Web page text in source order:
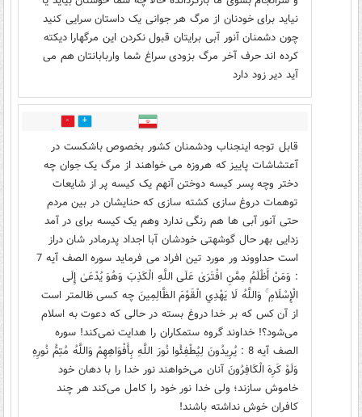
نیاید برای خودنان از مرگ هر جوانی یک داستان سرایی کنید
چون دشمنان آنور آبی برایتان قبول نکردن این مرگهارا دیکته
کرده اند حرف آخر مرگ بزودی سراغ شما واربابانتان هم می
آید دیر زود دارد
0
قابل توجه اینجناب ودشمنان کشور بخصوص باشکست در
آعتشاشات پاییز که هروزه می خواهند از مرگ یک جوان چه
دختر وچه پسر کیسه دوختن آنهم یک کیسه پر از شایعات
توهمات دروغ سازی کشته سازی که حنایشان در بین مردم
حتی آنور آبی ها هم رنگی ندارد وهم یک کیسه برای در آمد
زدایی بهر حال گوشهتی خودشان آبا اجداد پدرمادر شان دراز
است حداووند ور مورد تین افراد می فرماید سوره الصف آیه 7
: وَمَنْ أَظْلَمُ مِمَّنِ افْتَرَىٰ عَلَى اللَّهِ الْكَذِبَ وَهُوَ يُدْعَىٰ إِلَى
الْإِسْلَامِ ۚ وَاللَّهُ لَا يَهْدِي الْقَوْمَ الظَّالِمِينَ چه کسی ظالمتر است
از آن کس که بر خدا دروغ بسته در حالی که دعوت به اسلام
می‌شود؟! خداوند گروه ستمکاران را هدایت نمی‌کند! سوره
الصف آیه 8 : يُرِيدُونَ لِيُطْفِئُوا نُورَ اللَّهِ بِأَفْوَاهِهِمْ وَاللَّهُ مُتِمُّ نُورِهِ
وَلَوْ كَرِهَ الْكَافِرُونَ آنان می‌خواهند نور خدا را با دهان خود
خاموش سازند؛ ولی خدا نور خود را کامل می‌کند هر چند
کافران خوش نداشته باشند!